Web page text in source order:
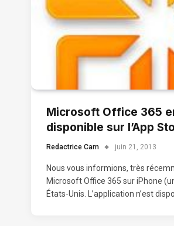
Microsoft Office 365
disponible sur l’App
Redactrice Cam juin 21, 2013
Nous vous informions, très
Microsoft Office 365 sur iPhone
États-Unis. L’application n’est